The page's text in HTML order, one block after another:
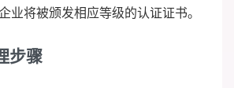
业将被颁发相应等级的认证证书。
步骤